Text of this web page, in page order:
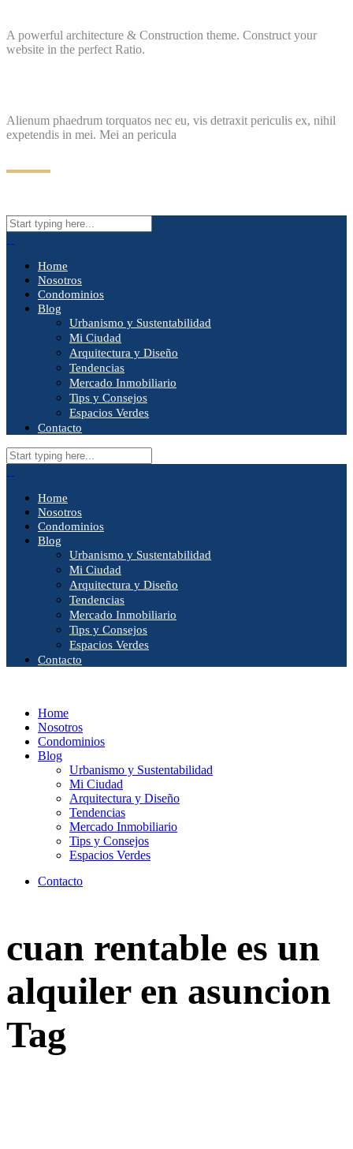
A powerful architecture & Construction theme. Construct your
website in the perfect Ratio.
Alienum phaedrum torquatos nec eu, vis detraxit periculis ex, nihil
expetendis in mei. Mei an pericula
Home
Nosotros
Condominios
Blog
Urbanismo y Sustentabilidad
Mi Ciudad
Arquitectura y Diseño
Tendencias
Mercado Inmobiliario
Tips y Consejos
Espacios Verdes
Contacto
Home
Nosotros
Condominios
Blog
Urbanismo y Sustentabilidad
Mi Ciudad
Arquitectura y Diseño
Tendencias
Mercado Inmobiliario
Tips y Consejos
Espacios Verdes
Contacto
Home
Nosotros
Condominios
Blog
Urbanismo y Sustentabilidad
Mi Ciudad
Arquitectura y Diseño
Tendencias
Mercado Inmobiliario
Tips y Consejos
Espacios Verdes
Contacto
cuan rentable es un
alquiler en asuncion
Tag